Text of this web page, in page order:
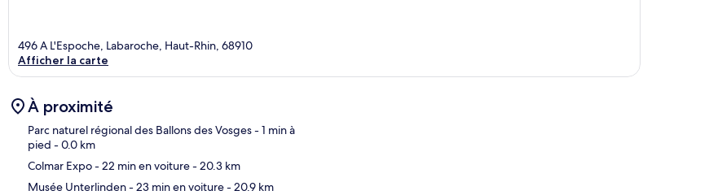
496 A L'Espoche, Labaroche, Haut-Rhin, 68910
Afficher la carte
À proximité
Parc naturel régional des Ballons des Vosges- 1 min à
pied - 0.0 km
Colmar Expo- 22 min en voiture- 20.3 km
Musée Unterlinden- 23 min en voiture- 20.9 km